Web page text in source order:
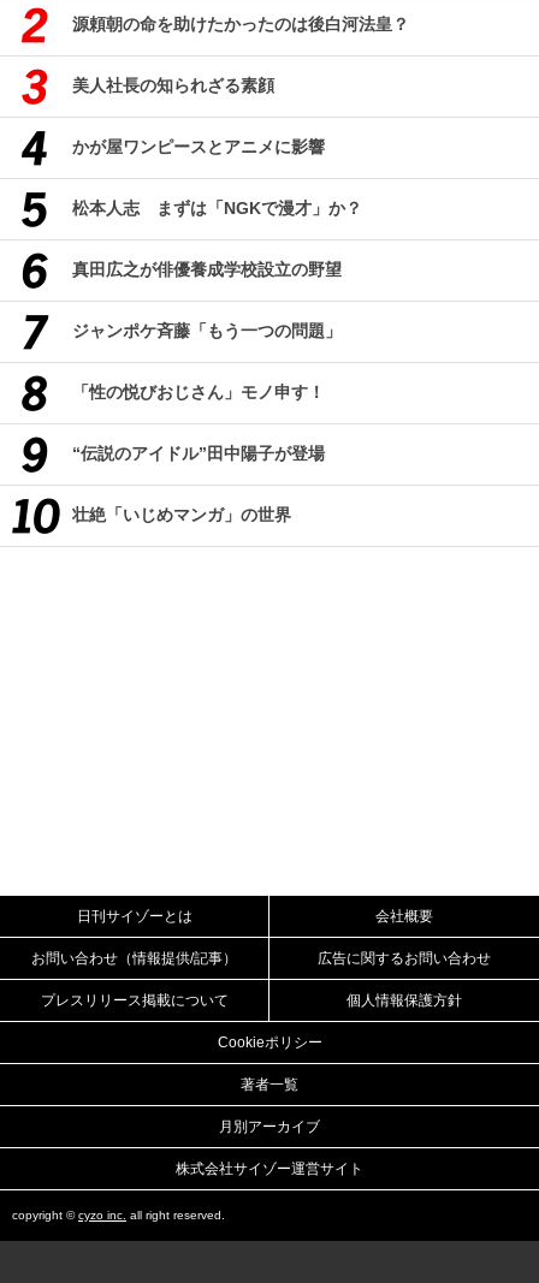
源頼朝の命を助けたかったのは後白河法皇？
美人社長の知られざる素顔
かが屋ワンピースとアニメに影響
松本人志 まずは「NGKで漫才」か？
真田広之が俳優養成学校設立の野望
ジャンポケ斉藤「もう一つの問題」
「性の悦びおじさん」モノ申す！
“伝説のアイドル”田中陽子が登場
壮絶「いじめマンガ」の世界
日刊サイゾーとは 会社概要
お問い合わせ（情報提供/記事） 広告に関するお問い合わせ
プレスリリース掲載について 個人情報保護方針
Cookieポリシー
著者一覧
月別アーカイブ
株式会社サイゾー運営サイト
copyright ©cyzo inc. all right reserved.